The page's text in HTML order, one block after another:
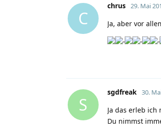
C
chrus 29. Mai
Ja, aber vor
S
sgdfreak 30.
Ja das erleb
Du nimmst